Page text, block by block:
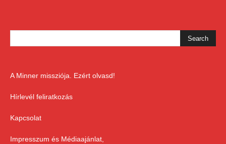
A Minner missziója. Ezért olvasd!
Hírlevél feliratkozás
Kapcsolat
Impresszum és Médiaajánlat,